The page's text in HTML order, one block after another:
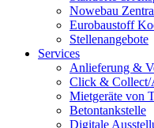
Nowebau
Eurobaustoff
Stellenangebote
Services
Anlieferung &
Click & Collect/
Mietgeräte von
Betontankstelle
Digitale